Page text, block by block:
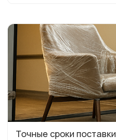
Точные сроки поставки